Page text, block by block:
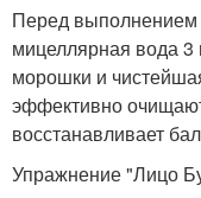
Перед выполнением
мицеллярная вода 3
морошки и
эффективно
восстанавливает
Упражнение "Лицо